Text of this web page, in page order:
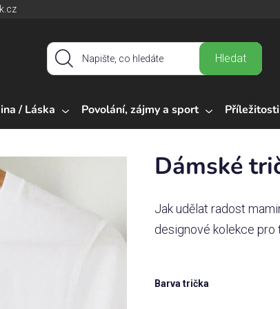
Hledat
/ Láska Povolání, zájmy a sport Příležitosti
Dámské
Jak udělat radost
designové kolekce pro
Barva trička